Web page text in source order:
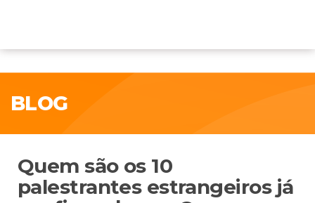
BLOG
Quem são os 10
palestrantes estrangeiros já